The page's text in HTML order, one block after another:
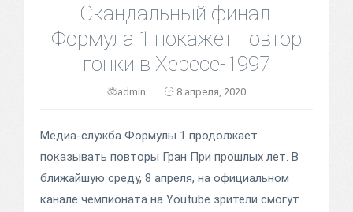
Скандальный финал.
Формула 1 покажет повтор
гонки в Хересе-1997
admin 8 апреля, 2020
Медиа-служба Формулы 1 продолжает
показывать повторы Гран При прошлых лет. В
ближайшую среду, 8 апреля, на официальном
канале чемпионата на Youtube зрители смогут